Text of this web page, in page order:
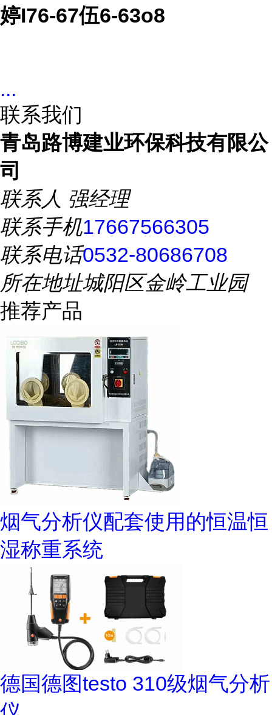
婷I76-67伍6-63o8
...
联系我们
青岛路博建业环保科技有限公
司
联系人 强经理
联系手机17667566305
联系电话0532-80686708
所在地址城阳区金岭工业园
推荐产品
烟气分析仪配套使用的恒温恒
湿称重系统
德国德图testo 310级烟气分析